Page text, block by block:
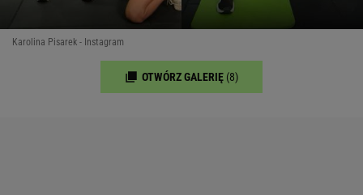
Karolina Pisarek - Instagram
OTWÓRZ GALERIĘ (8)